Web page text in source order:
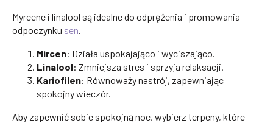
Myrcene i linalool są idealne do odprężenia i promowania
odpoczynku sen.
Mircen: Działa uspokajająco i wyciszająco.
Linalool: Zmniejsza stres i sprzyja relaksacji.
Kariofilen: Równoważy nastrój, zapewniając
spokojny wieczór.
Aby zapewnić sobie spokojną noc, wybierz terpeny, które